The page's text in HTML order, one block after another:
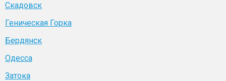
Скадовск
Геническая Горка
Бердянск
Одесса
Затока